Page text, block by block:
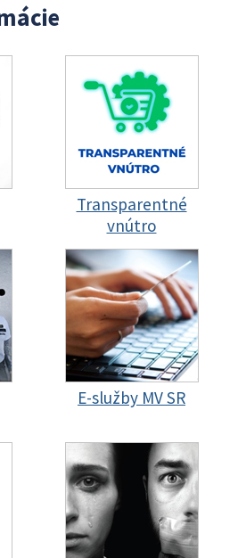
Transparentné
vnútro
E-služby MV SR